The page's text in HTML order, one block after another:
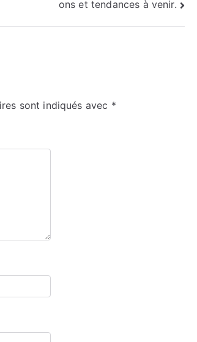
ons et tendances à venir.
sont indiqués avec *